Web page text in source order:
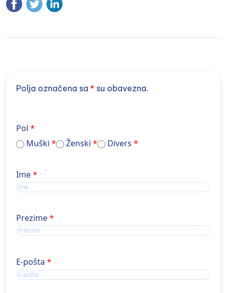
Polja označena sa * su obavezna.
Pol
Muški
Ženski Divers
Ime
Ime
Ime
Prezime
E-pošta